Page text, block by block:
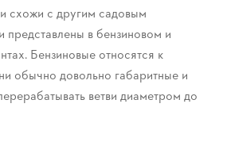
схожи с другим садовым
в бензиновом и
Бензиновые относятся к
обычно довольно габаритные и
ветви диаметром до